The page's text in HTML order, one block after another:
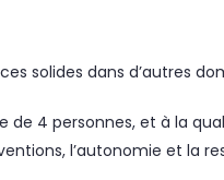
solides dans d’autres
de 4 personnes, et à la
l’autonomie et la